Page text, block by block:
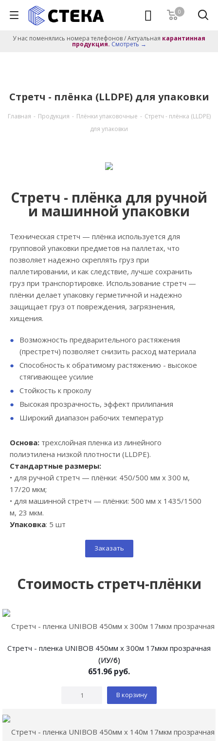
0
У нас поменялись номера телефонов / Актуальная карантинная
продукция. Смотреть →
Стретч - плёнка (LLDPE) для упаковки
Главная - Продукция - Плёнки упаковочные - Стретч - плёнка (LLDPE)
для упаковки
Стретч - плёнка для ручной
и машинной упаковки
Техническая стретч — плёнка используется для
групповой упаковки предметов на паллетах, что
позволяет надежно скреплять груз при
паллетировании, и как следствие, лучше сохранить
груз при транспортировке. Использование стретч —
плёнки делает упаковку герметичной и надежно
защищает груз от повреждения, загрязнения,
хищения.
Возможность предварительного растяжения
(престретч) позволяет снизить расход материала
Способность к обратимому растяжению - высокое
стягивающее усилие
Стойкость к проколу
Высокая прозрачность, эффект прилипания
Широкий диапазон рабочих температур
Основа: трехслойная пленка из линейного
полиэтилена низкой плотности (LLDPE).
Стандартные размеры:
• для ручной стретч — плёнки: 450/500 мм х 300 м,
17/20 мкм;
• для машинной стретч — плёнки: 500 мм х 1435/1500
м, 23 мкм.
Упаковка: 5 шт
Заказать
Стоимость стретч-плёнки
Стретч - пленка UNIBOB 450мм х 300м 17мкм прозрачная
(ИУ/6)
651.96 руб.
В корзину